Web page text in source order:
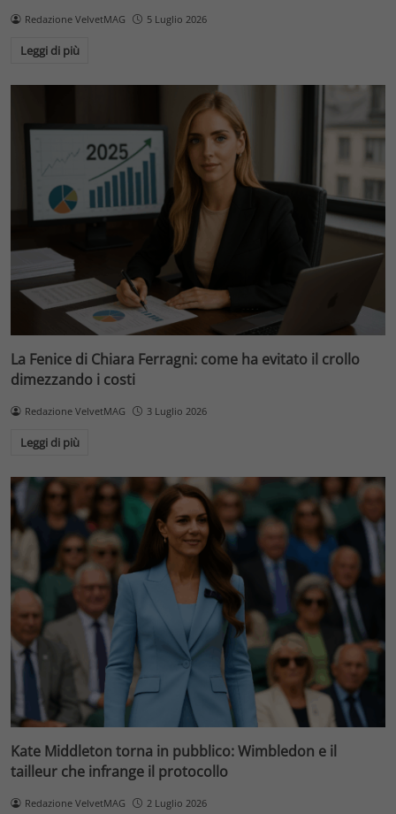
Redazione VelvetMAG 5 Luglio 2026
Leggi di più
La Fenice di Chiara Ferragni: come ha evitato il crollo
dimezzando i costi
Redazione VelvetMAG 3 Luglio 2026
Leggi di più
Kate Middleton torna in pubblico: Wimbledon e il
tailleur che infrange il protocollo
Redazione VelvetMAG 2 Luglio 2026